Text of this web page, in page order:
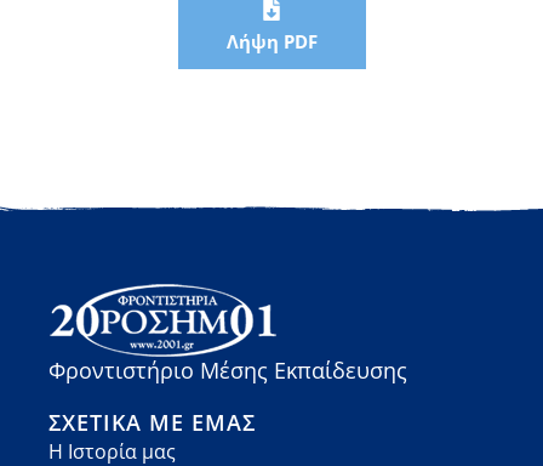
Λήψη PDF
Φροντιστήριο Μέσης Εκπαίδευσης
ΣΧΕΤΙΚΆ ΜΕ ΕΜΆΣ
Η Ιστορία μας